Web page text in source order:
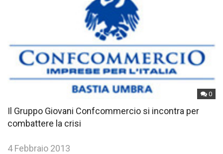
0
Il Gruppo Giovani Confcommercio si incontra per
combattere la crisi
4 Febbraio 2013